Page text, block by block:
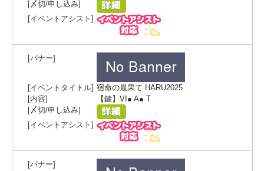
宿命の最果て HARU2025
【鍵】VI● A● T